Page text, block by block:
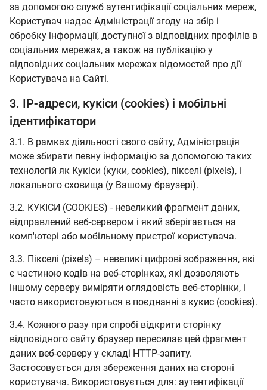
за допомогою служб аутентифікації соціальних мереж,
Користувач надає Адміністрації згоду на збір і
обробку інформації, доступної з відповідних профілів в
соціальних мережах, а також на публікацію у
відповідних соціальних мережах відомостей про дії
Користувача на Сайті.
3. IP-адреси, кукіси (cookies) і мобільні
ідентифікатори
3.1. В рамках діяльності свого сайту, Адміністрація
може збирати певну інформацію за допомогою таких
технологій як Кукіси (куки, cookies), пікселі (pixels), і
локального сховища (у Вашому браузері).
3.2. КУКІСИ (COOKIES) - невеликий фрагмент даних,
відправлений веб-сервером і який зберігається на
комп'ютері або мобільному пристрої користувача.
3.3. Пікселі (pixels) – невеликі цифрові зображення, які
є частиною кодів на веб-сторінках, які дозволяють
іншому серверу виміряти оглядовість веб-сторінки, і
часто використовуються в поєднанні з кукис (cookies).
3.4. Кожного разу при спробі відкрити сторінку
відповідного сайту браузер пересилає цей фрагмент
даних веб-серверу у складі HTTP-запиту.
Застосовується для збереження даних на стороні
користувача. Використовується для: аутентифікації